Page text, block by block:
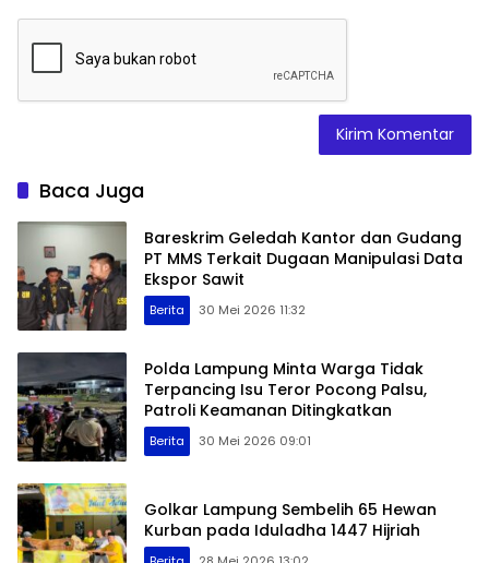
Baca Juga
Bareskrim Geledah Kantor dan Gudang
PT MMS Terkait Dugaan Manipulasi Data
Ekspor Sawit
Berita 30 Mei 2026 11:32
Polda Lampung Minta Warga Tidak
Terpancing Isu Teror Pocong Palsu,
Patroli Keamanan Ditingkatkan
Berita 30 Mei 2026 09:01
Golkar Lampung Sembelih 65 Hewan
Kurban pada Iduladha 1447 Hijriah